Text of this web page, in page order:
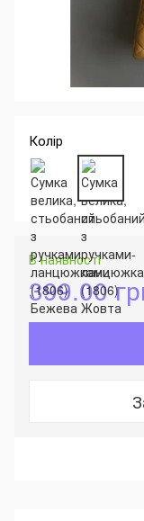
Колір
В наявності
399.00